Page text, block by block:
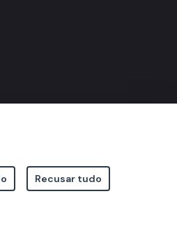
Recusar tudo